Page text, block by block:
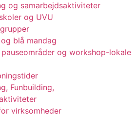
og samarbejdsaktiviteter
og UVU
blå mandag
pauseområder og workshop-lokale
Funbuilding,
virksomheder